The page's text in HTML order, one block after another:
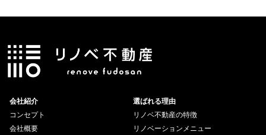
会社紹介
コンセプト
会社概要
選ばれる理由
リノベ不動産の特徴
リノベーションメニュー